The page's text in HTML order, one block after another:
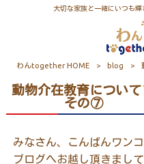
大切な家族と一緒にいつも
わんtogether HOME > blog >
動物介在教育について
その⑦
みなさん、こんばんワンコ
ブログへお越し頂きまし